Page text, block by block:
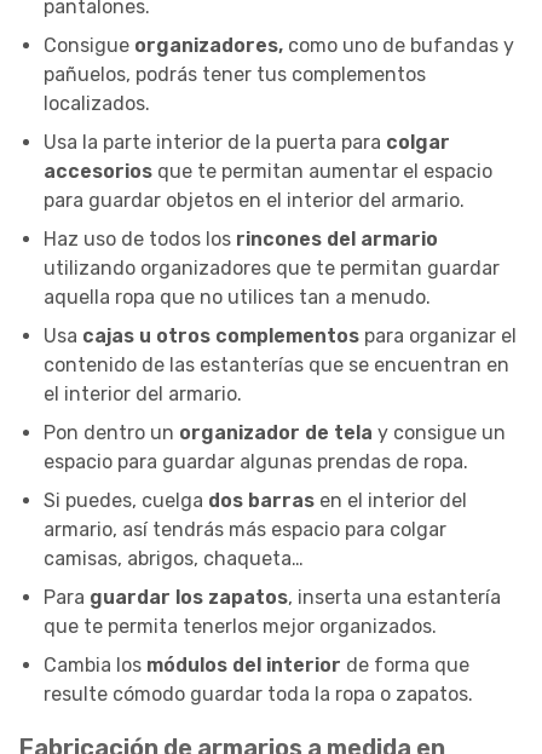
pantalones.
Consigue organizadores, como uno de bufandas y
pañuelos, podrás tener tus complementos
localizados.
Usa la parte interior de la puerta para colgar
accesorios que te permitan aumentar el espacio
para guardar objetos en el interior del armario.
Haz uso de todos los rincones del armario
utilizando organizadores que te permitan guardar
aquella ropa que no utilices tan a menudo.
Usa cajas u otros complementos para organizar el
contenido de las estanterías que se encuentran en
el interior del armario.
Pon dentro un organizador de tela y consigue un
espacio para guardar algunas prendas de ropa.
Si puedes, cuelga dos barras en el interior del
armario, así tendrás más espacio para colgar
camisas, abrigos, chaqueta…
Para guardar los zapatos, inserta una estantería
que te permita tenerlos mejor organizados.
Cambia los módulos del interior de forma que
resulte cómodo guardar toda la ropa o zapatos.
Fabricación de armarios a medida en